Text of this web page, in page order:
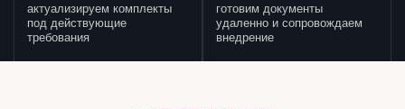
актуализируем комплекты
под действующие
требования
готовим документы
удаленно и сопровождаем
внедрение